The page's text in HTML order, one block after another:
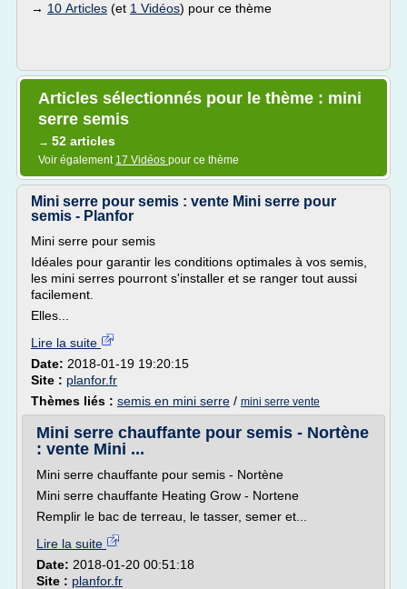
→ 10 Articles (et 1 Vidéos) pour ce thème
Articles sélectionnés pour le thème : mini
serre semis
→ 52 articles
Voir également 17 Vidéos pour ce thème
Mini serre pour semis : vente Mini serre pour
semis - Planfor
Mini serre pour semis
Idéales pour garantir les conditions optimales à vos semis,
les mini serres pourront s'installer et se ranger tout aussi
facilement.
Elles...
Lire la suite
Date: 2018-01-19 19:20:15
Site : planfor.fr
Thèmes liés : semis en mini serre / mini serre vente
Mini serre chauffante pour semis - Nortène
: vente Mini ...
Mini serre chauffante pour semis - Nortène
Mini serre chauffante Heating Grow - Nortene
Remplir le bac de terreau, le tasser, semer et...
Lire la suite
Date: 2018-01-20 00:51:18
Site : planfor.fr